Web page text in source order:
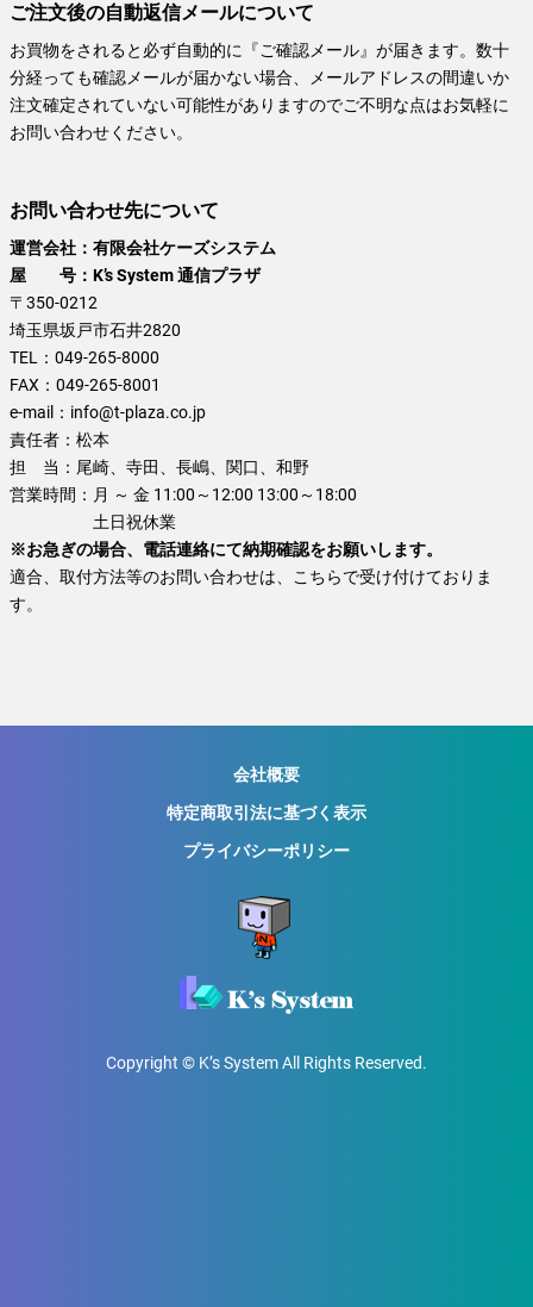
ご注文後の自動返信メールについて
お買物をされると必ず自動的に『ご確認メール』が届きます。数十
分経っても確認メールが届かない場合、メールアドレスの間違いか
注文確定されていない可能性がありますのでご不明な点はお気軽に
お問い合わせください。
お問い合わせ先について
運営会社：有限会社ケーズシステム
屋 号：K’s System 通信プラザ
〒350-0212
埼玉県坂戸市石井2820
TEL： 049-265-8000
FAX： 049-265-8001
e-mail： info@t-plaza.co.jp
責任者： 松本
担 当： 尾崎、寺田、長嶋、関口、和野
営業時間： 月 ～ 金 11:00～12:00 13:00～18:00
土日祝休業
※お急ぎの場合、電話連絡にて納期確認をお願いします。
適合、取付方法等のお問い合わせは、こちらで受け付けておりま
す。
会社概要
特定商取引法に基づく表示
プライバシーポリシー
Copyright © K’s System All Rights Reserved.